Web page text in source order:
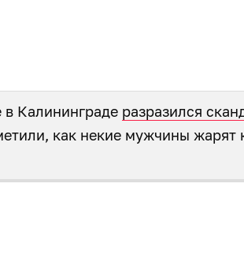
Калининграде разразился
как некие мужчины жарят